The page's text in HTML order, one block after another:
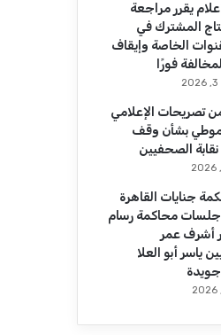
يقرر مراجعة
المشترك في
الخاصة وإيقاف
فورًا
تصريحات الإعلامي
بشأن وقف
نقابة الصحفيين
جنايات القاهرة
جلسات محاكمة رسام
أشرف عمر
ياسر أبو العلا